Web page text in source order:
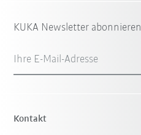
KUKA Newsletter abonnieren
Ihre E-Mail-Adresse
Kontakt